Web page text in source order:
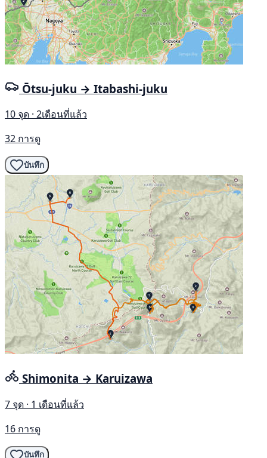
Ōtsu-juku → Itabashi-juku
10 จุด · 2เดือนที่แล้ว
32 การดู
บันทึก
Shimonita → Karuizawa
7 จุด · 1 เดือนที่แล้ว
16 การดู
บันทึก